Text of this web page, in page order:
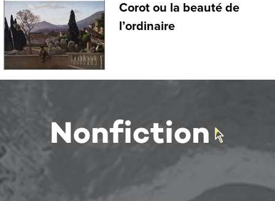
Corot ou la beauté de
l’ordinaire